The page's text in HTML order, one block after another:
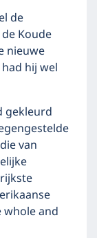
de
Koude
nieuwe
hij wel
gekleurd
van
whole and